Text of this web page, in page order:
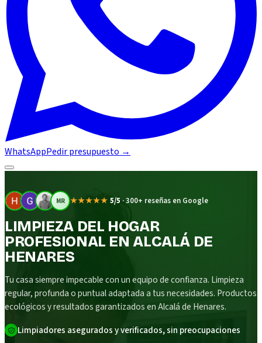
WhatsAppPedir presupuesto →
MR ★★★★★ 5/5 ·300+ reseñas en Google
LIMPIEZA DEL HOGAR
PROFESIONAL EN ALCALÁ DE
HENARES
Tu casa siempre impecable con un equipo de confianza. Limpieza
regular, profunda o puntual adaptada a tus necesidades. Productos
ecológicos y resultados garantizados en Alcalá de Henares.
Limpiadores asegurados y verificados, sin preocupaciones